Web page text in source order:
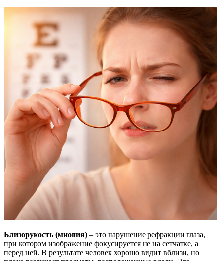
Близорукость (миопия) – это нарушение рефракции глаза,
при котором изображение фокусируется не на сетчатке, а
перед ней. В результате человек хорошо видит вблизи, но